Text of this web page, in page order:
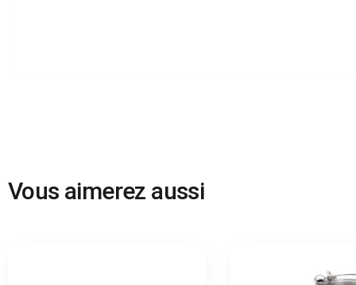
Vous aimerez aussi